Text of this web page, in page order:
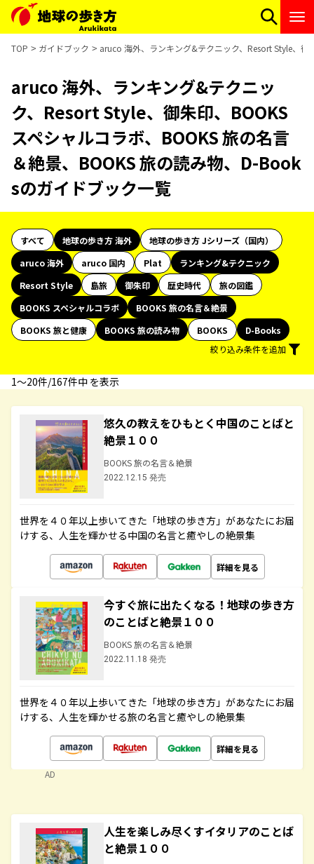
TOP ガイドブック aruco 海外、ランキング&テクニック、Resort Style、
aruco 海外、ランキング&テクニッ
ク、Resort Style、御朱印、BOOKS
スペシャルコラボ、BOOKS 旅の名言
＆絶景、BOOKS 旅の読み物、D-Book
sのガイドブック一覧
すべて 地球の歩き方 海外
地球の歩き方 Jシリーズ（国内）
aruco 海外
aruco 国内 Plat
ランキング&テクニック
Resort Style
島旅 御朱印 歴史時代
旅の図鑑
BOOKS スペシャルコラボ
BOOKS 旅の名言＆絶景
BOOKS 旅と健康
BOOKS 旅の読み物 BOOKS
D-Books
絞り込み条件を追加
1〜20件/167件中 を表示
悠久の教えをひもとく中国のことばと
絶景１００
BOOKS 旅の名言＆絶景
2022.12.15 発売
世界を４０年以上歩いてきた「地球の歩き方」があなたにお届
けする、人生を輝かせる中国の名言と癒やしの絶景集
詳細を見る
今すぐ旅に出たくなる！地球の歩き方
のことばと絶景１００
BOOKS 旅の名言＆絶景
2022.11.18 発売
世界を４０年以上歩いてきた「地球の歩き方」があなたにお届
けする、人生を輝かせる旅の名言と癒やしの絶景集
詳細を見る
AD
人生を楽しみ尽くすイタリアのことば
と絶景１００